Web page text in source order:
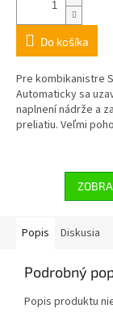
Do košíka
Pre kombikanistre
Automaticky sa
naplnení nádrže a
preliatiu. Veľmi
Popis Diskusia
Podrobný
Popis produktu